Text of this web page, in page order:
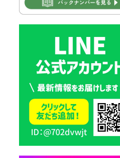
2026年7月30日 豊前市立学
2026年7月30日 豊前市立学校
紹介≪再編計画の見直しにつ
いて≫
2026年7月29日 豊前市指定ご
み袋販売のお知らせ
2026年7月28日 豊前カラス
狗みなと祭り（花火大会）開
催決定！